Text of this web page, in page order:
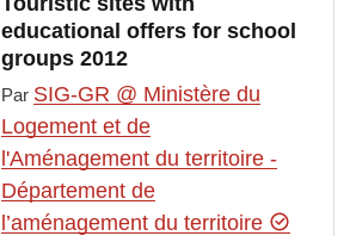
educational offers for school
groups 2012
Par SIG-GR @ Ministère du
Logement et de
l'Aménagement du territoire -
Département de
l’aménagement du territoire